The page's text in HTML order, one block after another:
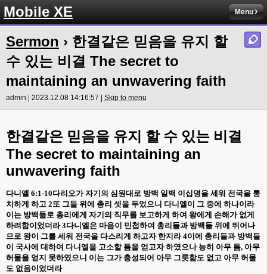
Mobile XE Menu
Sermon › 한결같은 믿음을 유지 할
수 있는 비결 The secret to
maintaining an unwavering faith
admin | 2023.12.08 14:16:57 | Skip to menu
한결같은 믿음을 유지 할 수 있는 비결
The secret to maintaining an
unwavering faith
다니엘 6:1-10다리오가 자기의 심원대로 방백 일백 이십명을 세워 전국을 통
치하게 하고 2또 그들 위에 총리 셋을 두었으니 다니엘이 그 중에 하나이라
이는 방백들로 총리에게 자기의 직무를 보고하게 하여 왕에게 손해가 없게
하려함이었더라3다니엘은 마음이 민첩하여 총리들과 방백들 위에 뛰어나
므로 왕이 그를 세워 전국을 다스리게 하고자 한지라4이에 총리들과 방백들
이 국사에 대하여 다니엘을 고소할 틈을 얻고자 하였으나 능히 아무 틈, 아무
허물을 얻지 못하였으니 이는 그가 충성되어 아무 그릇함도 없고 아무 허물
도 없음이었더라